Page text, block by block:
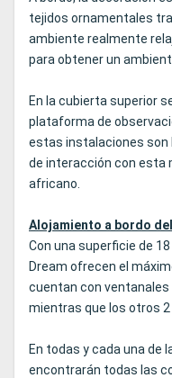
tejidos ornamentales
ambiente realmente
para obtener un
En la cubierta superior
plataforma de
estas instalaciones son
de interacción con esta
africano.
Alojamiento a bordo
Con una superficie de
Dream ofrecen el
cuentan con ventanales
mientras que los otros
En todas y cada una de
encontrarán todas las